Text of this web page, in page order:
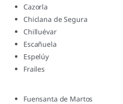
Cazorla
Chiclana de Segura
Chilluévar
Escañuela
Espelúy
Frailes
Fuensanta de Martos